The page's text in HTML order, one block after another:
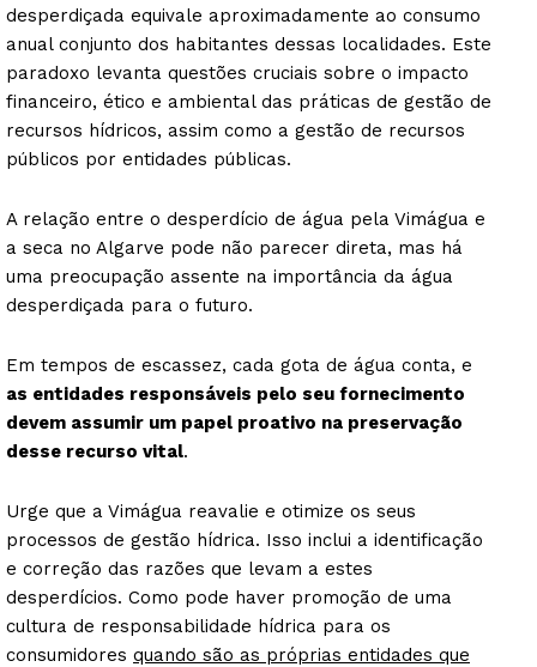
desperdiçada equivale aproximadamente ao consumo
anual conjunto dos habitantes dessas localidades. Este
paradoxo levanta questões cruciais sobre o impacto
financeiro, ético e ambiental das práticas de gestão de
recursos hídricos, assim como a gestão de recursos
públicos por entidades públicas.
A relação entre o desperdício de água pela Vimágua e
a seca no Algarve pode não parecer direta, mas há
uma preocupação assente na importância da água
desperdiçada para o futuro.
Em tempos de escassez, cada gota de água conta, e
as entidades responsáveis pelo seu fornecimento
devem assumir um papel proativo na preservação
desse recurso vital.
Urge que a Vimágua reavalie e otimize os seus
processos de gestão hídrica. Isso inclui a identificação
e correção das razões que levam a estes
desperdícios. Como pode haver promoção de uma
cultura de responsabilidade hídrica para os
consumidores quando são as próprias entidades que